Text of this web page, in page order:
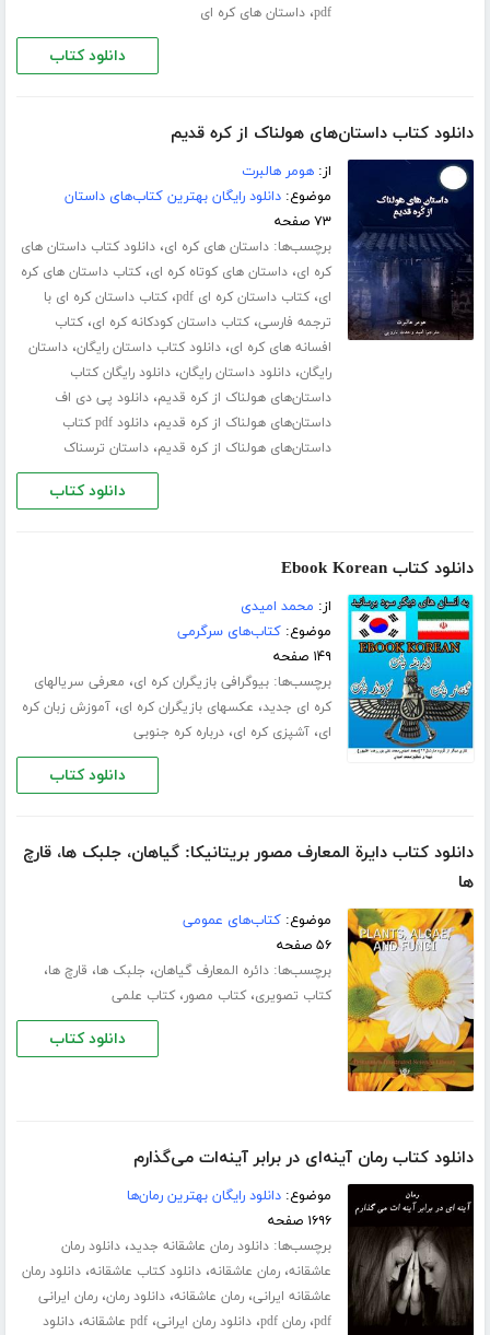
pdf،داستان های کره ای
دانلود کتاب
دانلود کتاب داستان‌های هولناک از کره قدیم
از:هومر هالبرت
موضوع:دانلود رایگان بهترین کتاب‌های داستان
۷۳ صفحه
برچسب‌ها:داستان های کره ای،دانلود کتاب داستان های
کره ای،داستان های کوتاه کره ای،کتاب داستان های کره
ای،کتاب داستان کره ای pdf ،کتاب داستان کره ای با
ترجمه فارسی،کتاب داستان کودکانه کره ای،کتاب
افسانه های کره ای،دانلود کتاب داستان رایگان،داستان
رایگان،دانلود داستان رایگان،دانلود رایگان کتاب
داستان‌های هولناک از کره قدیم،دانلود پی دی اف
داستان‌های هولناک از کره قدیم،
دانلود pdf کتاب
داستان‌های هولناک از کره قدیم،داستان ترسناک
دانلود کتاب
دانلود کتاب Ebook Korean
از: محمد امیدی
موضوع:کتاب‌های سرگرمی
۱۴۹ صفحه
برچسب‌ها:بیوگرافی بازیگران کره ای، معرفی سریالهای
کره ای جدید، عکسهای بازیگران کره ای،آموزش زبان کره
ای،آشپزی کره ای،درباره کره جنوبی
دانلود کتاب
دانلود کتاب دایرة المعارف مصور بریتانیکا: گیاهان، جلبک ها، قارچ
ها
موضوع:کتاب‌های عمومی
۵۶ صفحه
برچسب‌ها:دائره المعارف گیاهان، جلبک ها، قارچ ها،
کتاب تصویری،کتاب مصور،کتاب علمی
دانلود کتاب
دانلود کتاب رمان آینه‌ای در برابر آینه‌ات می‌گذارم
موضوع:دانلود رایگان بهترین رمان‌ها
۱۶۹۶ صفحه
برچسب‌ها:دانلود رمان عاشقانه جدید،دانلود رمان
عاشقانه،رمان عاشقانه،دانلود کتاب عاشقانه،دانلود رمان
عاشقانه ایرانی،رمان عاشقانه،دانلود رمان،رمان ایرانی
pdf،رمان pdf ،دانلود رمان ایرانی،pdf عاشقانه ،دانلود